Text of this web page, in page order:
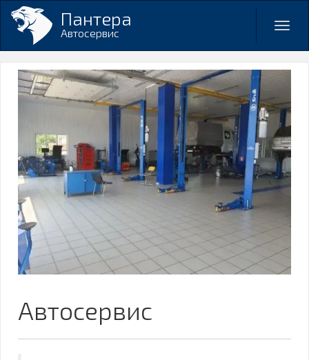
Пантера
Автосервис
Автосервис